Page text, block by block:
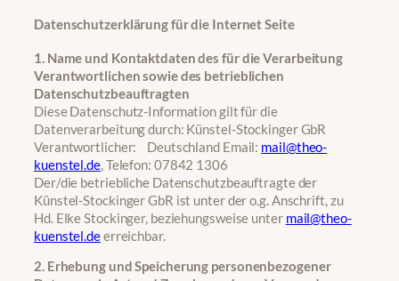
Datenschutzerklärung für die Internet Seite
1. Name und Kontaktdaten des für die Verarbeitung
Verantwortlichen sowie des betrieblichen
Datenschutzbeauftragten
Diese Datenschutz-Information gilt für die
Datenverarbeitung durch: Künstel-Stockinger GbR
Verantwortlicher: Deutschland Email: mail@theo-
kuenstel.de, Telefon: 07842 1306
Der/die betriebliche Datenschutzbeauftragte der
Künstel-Stockinger GbR ist unter der o.g. Anschrift, zu
Hd. Elke Stockinger, beziehungsweise unter mail@theo-
kuenstel.deerreichbar.
2. Erhebung und Speicherung personenbezogener